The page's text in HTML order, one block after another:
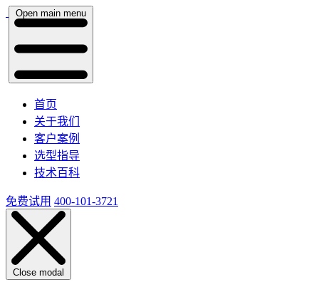
Open main menu
首页
关于我们
客户案例
选型指导
技术百科
免费试用 400-101-3721
Close modal